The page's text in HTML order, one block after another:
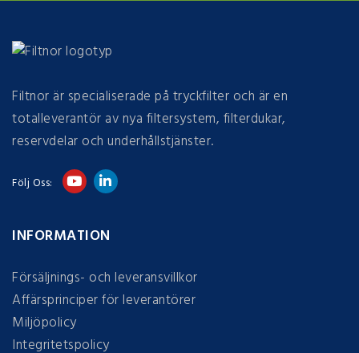
Filtnor är specialiserade på tryckfilter och är en
totalleverantör av nya filtersystem, filterdukar,
reservdelar och underhållstjänster.
Följ Oss:
INFORMATION
Försäljnings- och leveransvillkor
Affärsprinciper för leverantörer
Miljöpolicy
Integritetspolicy